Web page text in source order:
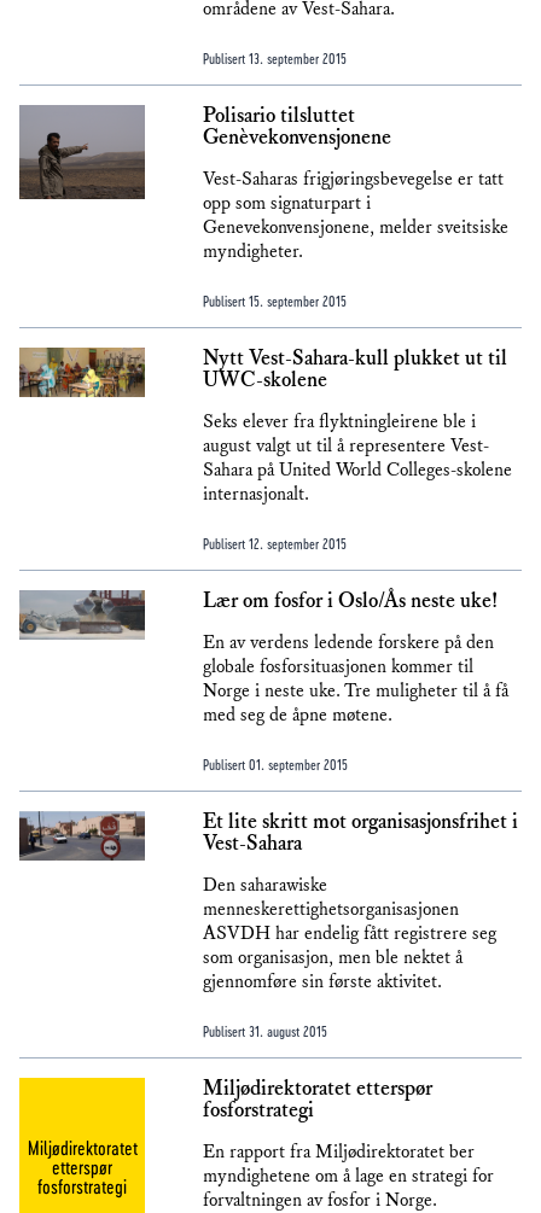
områdene av Vest-Sahara.
Publisert 13. september 2015
Polisario tilsluttet
Genèvekonvensjonene
Vest-Saharas frigjøringsbevegelse er tatt
opp som signaturpart i
Genevekonvensjonene, melder sveitsiske
myndigheter.
Publisert 15. september 2015
Nytt Vest-Sahara-kull plukket ut til
UWC-skolene
Seks elever fra flyktningleirene ble i
august valgt ut til å representere Vest-
Sahara på United World Colleges-skolene
internasjonalt.
Publisert 12. september 2015
Lær om fosfor i Oslo/Ås neste uke!
En av verdens ledende forskere på den
globale fosforsituasjonen kommer til
Norge i neste uke. Tre muligheter til å få
med seg de åpne møtene.
Publisert 01. september 2015
Et lite skritt mot organisasjonsfrihet i
Vest-Sahara
Den saharawiske
menneskerettighetsorganisasjonen
ASVDH har endelig fått registrere seg
som organisasjon, men ble nektet å
gjennomføre sin første aktivitet.
Publisert 31. august 2015
Miljødirektoratet
etterspør
fosforstrategi
Miljødirektoratet etterspør
fosforstrategi
En rapport fra Miljødirektoratet ber
myndighetene om å lage en strategi for
forvaltningen av fosfor i Norge.